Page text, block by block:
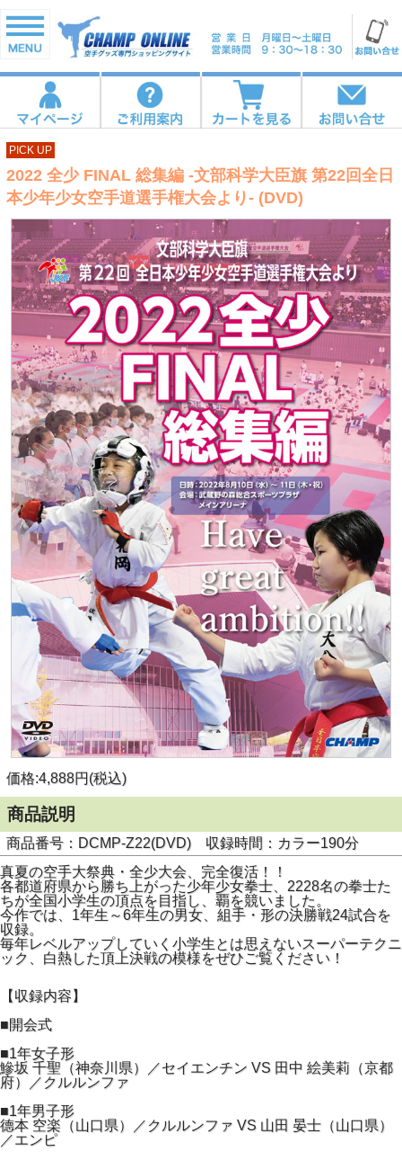
PICK UP
2022 全少 FINAL 総集編 -文部科学大臣旗 第22回全日
本少年少女空手道選手権大会より- (DVD)
価格:4,888円(税込)
商品説明
商品番号：DCMP-Z22(DVD) 収録時間：カラー190分
真夏の空手大祭典・全少大会、完全復活！！
各都道府県から勝ち上がった少年少女拳士、2228名の拳士た
ちが全国小学生の頂点を目指し、覇を競いました。
今作では、1年生～6年生の男女、組手・形の決勝戦24試合を
収録。
毎年レベルアップしていく小学生とは思えないスーパーテクニ
ック、白熱した頂上決戦の模様をぜひご覧ください！
【収録内容】
■開会式
■1年女子形
鰺坂 千聖（神奈川県）／セイエンチン VS 田中 絵美莉（京都
府）／クルルンファ
■1年男子形
德本 空楽（山口県）／クルルンファ VS 山田 晏士（山口県）
／エンピ